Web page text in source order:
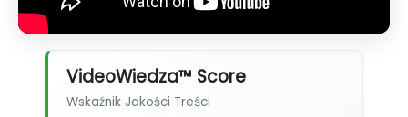
VideoWiedza™ Score
Wskaźnik Jakości Treści